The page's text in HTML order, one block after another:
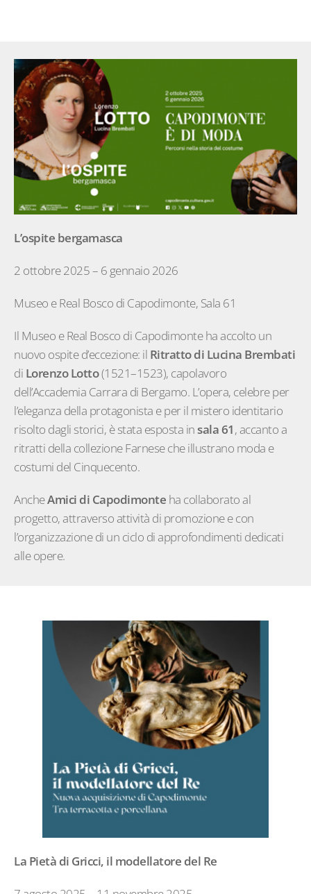
L’ospite bergamasca
2 ottobre 2025 – 6 gennaio 2026
Museo e Real Bosco di Capodimonte, Sala 61
Il Museo e Real Bosco di Capodimonte ha accolto un
nuovo ospite d’eccezione: il Ritratto di Lucina Brembati
di Lorenzo Lotto(1521–1523), capolavoro
dell’Accademia Carrara di Bergamo. L’opera, celebre per
l’eleganza della protagonista e per il mistero identitario
risolto dagli storici, è stata esposta insala 61, accanto a
ritratti della collezione Farnese che illustrano moda e
costumi del Cinquecento.
AncheAmici di Capodimonte ha collaborato al
progetto, attraverso attività di promozione e con
l’organizzazione di un ciclo di approfondimenti dedicati
alle opere.
La Pietà di Gricci, il modellatore del Re